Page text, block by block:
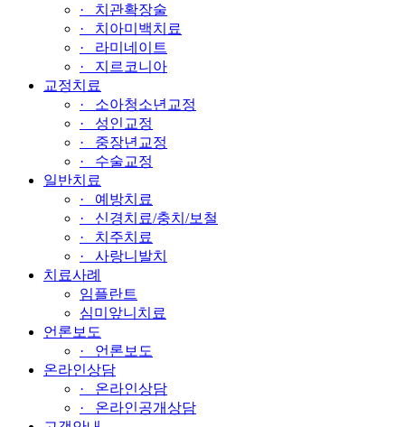
· 치관확장술
· 치아미백치료
· 라미네이트
· 지르코니아
교정치료
· 소아청소년교정
· 성인교정
· 중장년교정
· 수술교정
일반치료
· 예방치료
· 신경치료/충치/보철
· 치주치료
· 사랑니발치
치료사례
임플란트
심미앞니치료
언론보도
· 언론보도
온라인상담
· 온라인상담
· 온라인공개상담